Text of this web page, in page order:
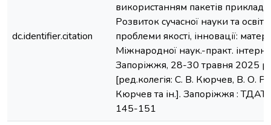
dc.identifier.citation
використанням пакетів
Розвиток сучасної науки та освіти
проблеми якості, інновації:
Міжнародної наук.-практ.
Запоріжжя, 28-30 травня 2025
[ред.колегія: С. В. Кюрчев, В. О.
Кюрчев та ін.]. Запоріжжя :
145-151